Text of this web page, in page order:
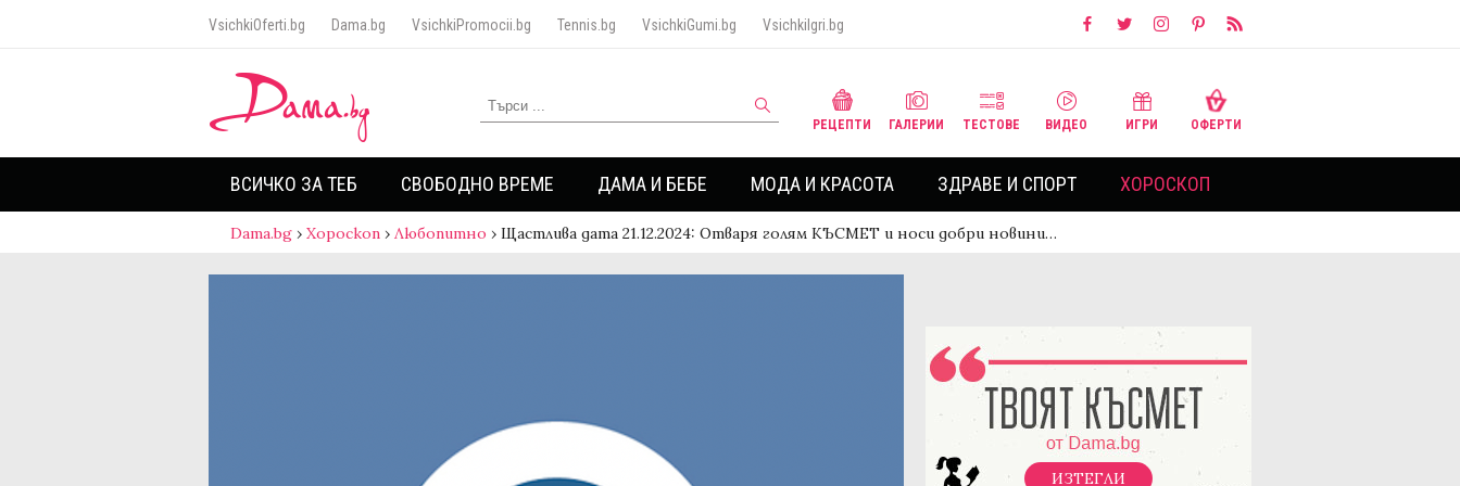
VsichkiOferti.bg Dama.bg VsichkiPromocii.bg Tennis.bg VsichkiGumi.bg VsichkiIgri.bg
РЕЦЕПТИ ГАЛЕРИИ ТЕСТОВЕ ВИДЕО ИГРИ ОФЕРТИ
ВСИЧКО ЗА ТЕБ СВОБОДНО ВРЕМЕ ДАМА И БЕБЕ МОДА И КРАСОТА ЗДРАВЕ И СПОРТ ХОРОСКОП
Dama.bg › Хороскоп › Любопитно › Щастлива дата 21.12.2024: Отваря голям КЪСМЕТ и носи добри новини…
ИЗТЕГЛИ